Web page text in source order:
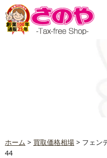
ホーム > 買取価格相場 > フェ
44